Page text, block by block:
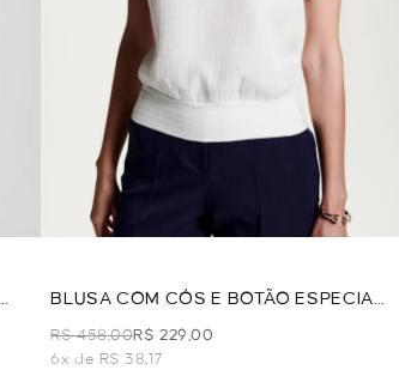
BLUSA COM CÓS E BOTÃO ESPECIAL
- BRANCO
R$ 458,00R$ 229,00
6x de R$ 38,17